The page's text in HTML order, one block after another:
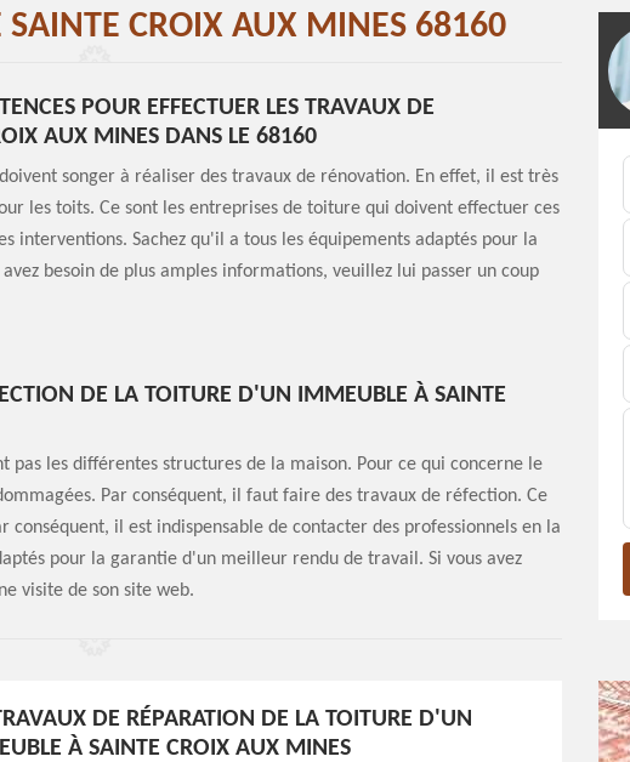
SAINTE CROIX AUX MINES 68160
POUR EFFECTUER LES TRAVAUX DE
AUX MINES DANS LE 68160
songer à réaliser des travaux de rénovation. En effet, il est très
les toits. Ce sont les entreprises de toiture qui doivent effectuer ces
interventions. Sachez qu'il a tous les équipements adaptés pour la
besoin de plus amples informations, veuillez lui passer un coup
DE LA TOITURE D'UN IMMEUBLE À SAINTE
pas les différentes structures de la maison. Pour ce qui concerne le
Par conséquent, il faut faire des travaux de réfection. Ce
il est indispensable de contacter des professionnels en la
pour la garantie d'un meilleur rendu de travail. Si vous avez
visite de son site web.
DE RÉPARATION DE LA TOITURE D'UN
À SAINTE CROIX AUX MINES